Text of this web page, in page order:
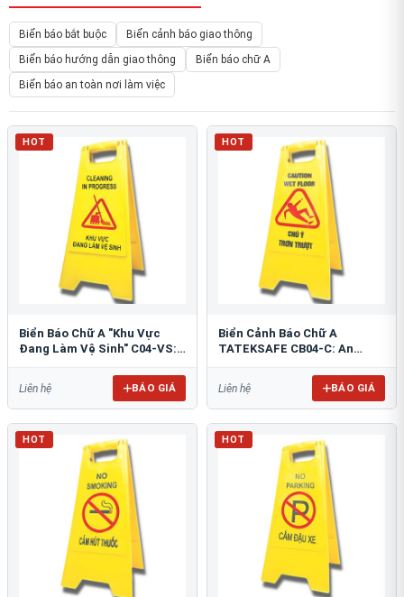
Biển báo bắt buộc
Biển cảnh báo giao thông
Biển báo hướng dẫn giao thông
Biển báo chữ A
Biển báo an toàn nơi làm việc
HOT
Biển Báo Chữ A "Khu Vực
Đang Làm Vệ Sinh" C04-VS:
Liên hệ BÁO GIÁ
HOT
Biển Cảnh Báo Chữ A
TATEKSAFE CB04-C: An
Liên hệ BÁO GIÁ
HOT HOT